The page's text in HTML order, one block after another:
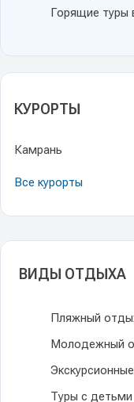
Горящие туры
КУРОРТЫ
Камрань
Все курорты
ВИДЫ ОТДЫХА
Пляжный
Молодежный
Туры с детьми